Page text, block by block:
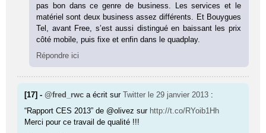
pas bon dans ce genre de business. Les services et le
matériel sont deux business assez différents. Et Bouygues
Tel, avant Free, s’est aussi distingué en baissant les prix
côté mobile, puis fixe et enfin dans le quadplay.
Répondre ici
[17] -@fred_rwc a écrit surTwitter le 29 janvier 2013 :
“Rapport CES 2013” de @olivez sur http://t.co/RYoib1Hh
Merci pour ce travail de qualité !!!